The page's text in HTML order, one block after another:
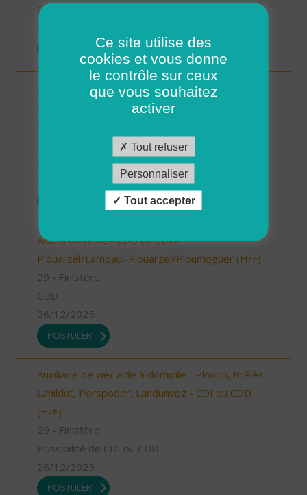
CDI
Aide à domicile/auxilliaire de vie - CDD OU CDI -
Ploudalmézeau, Lampaul-Ploudalmézeau, St
Pabu (H/F)
Aide à domicile - CDD ou CDI -
Plouarzel/Lampaul-Plouarzel/Ploumoguer (H/F)
29 - Finistère
CDD
26/12/2025
POSTULER
Auxiliaire de vie/ aide à domicile - Plourin, Brélès,
Lanildut, Porspoder, Landunvez - CDI ou CDD
(H/F)
29 - Finistère
Possibilité de CDI ou CDD
26/12/2025
POSTULER
Ce site utilise des
cookies et vous donne
le contrôle sur ceux
que vous souhaitez
activer
Tout refuser
Personnaliser
Tout accepter